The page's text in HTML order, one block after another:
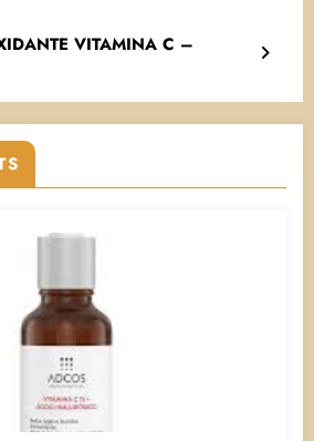
VITAMINA C –